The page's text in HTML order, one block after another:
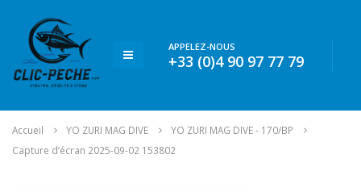
APPELEZ-NOUS
+33 (0)4 90 97 77 79
Accueil YO ZURI MAG DIVE
YO ZURI MAG DIVE - 170/BP
Capture d’écran 2025-09-02 153802